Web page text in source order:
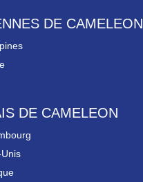
DE CAMELEON
DE CAMELEON